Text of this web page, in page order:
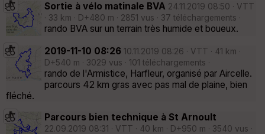
Sortie à vélo matinale BVA 24.11.2019 08:50 · VTT
· 33 km · D+480 m · 2851 vus · 37 téléchargements ·
rando BVA sur un terrain très humide et boueux.
2019-11-10 08:26 10.11.2019 08:26 · VTT · 41 km ·
D+540 m · 3029 vus · 101 téléchargements ·
rando de l'Armistice, Harfleur, organisé par Aircelle.
parcours 42 km gras avec pas mal de plaine, bien
fléché.
Parcours bien technique à St Arnoult
22.09.2019 08:31 · VTT · 40 km · D+950 m · 3540 vus ·